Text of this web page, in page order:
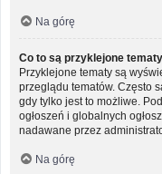
Na górę
Co to są przyklejone
Przyklejone tematy są
przeglądu tematów. Często
gdy tylko jest to możliwe.
ogłoszeń i globalnych
nadawane przez
Na górę